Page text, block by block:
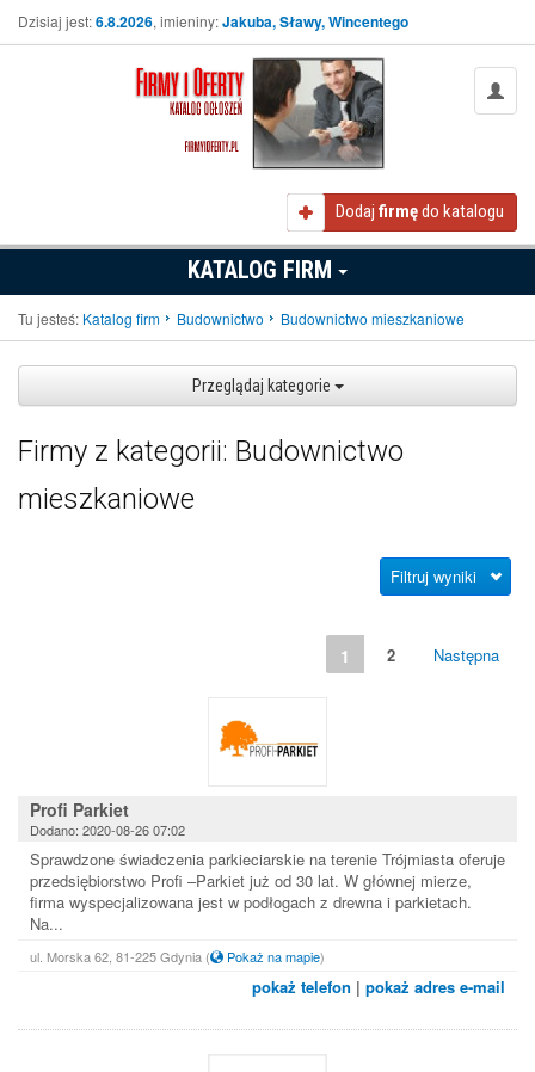
Dzisiaj jest:6.8.2026, imieniny:Jakuba, Sławy, Wincentego
Dodaj firmędo katalogu
KATALOG FIRM
Tu jesteś: Katalog firm Budownictwo Budownictwo mieszkaniowe
Przeglądaj kategorie
Firmy z kategorii: Budownictwo
mieszkaniowe
Filtruj wyniki
1 2 Następna
Profi Parkiet
Dodano: 2020-08-26 07:02
Sprawdzone świadczenia parkieciarskie na terenie Trójmiasta oferuje
przedsiębiorstwo Profi –Parkiet już od 30 lat. W głównej mierze,
firma wyspecjalizowana jest w podłogach z drewna i parkietach.
Na...
ul. Morska 62, 81-225 Gdynia ( Pokaż na mapie)
pokaż telefon | pokaż adres e-mail